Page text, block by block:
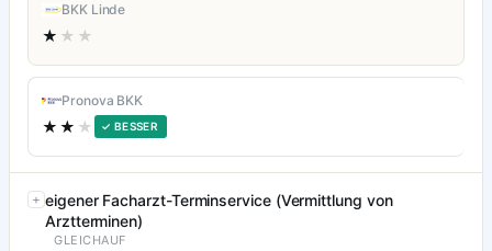
BKK Linde
★ ★★
Pronova BKK
★★ ★ ✓ BESSER
eigener Facharzt-Terminservice (Vermittlung von
Arztterminen)
GLEICHAUF